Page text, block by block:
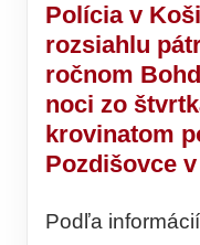
Polícia v
rozsiahlu
ročnom
noci zo
krovinatom
Pozdišovce
Podľa